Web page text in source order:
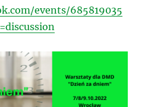
events/685819035